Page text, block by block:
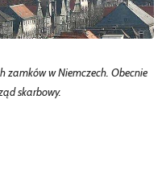
zamków w Niemczech. Obecnie
skarbowy.